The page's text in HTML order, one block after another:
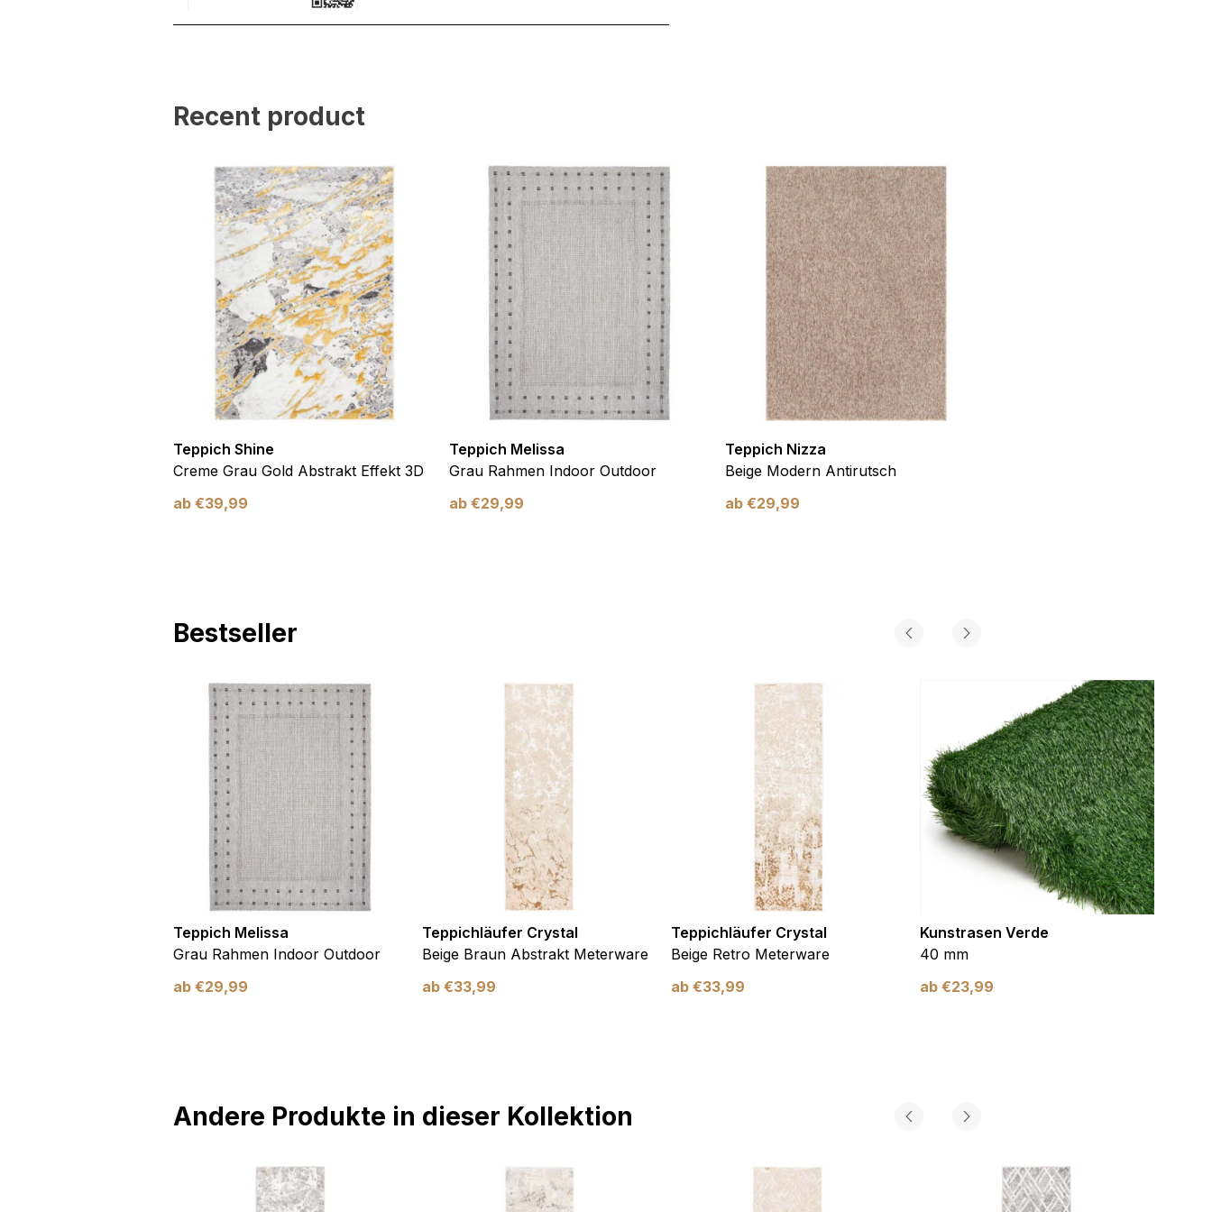
Recent product
Teppich Shine
Creme Grau Gold Abstrakt Effekt 3D
ab €39,99
Teppich Melissa
Grau Rahmen Indoor Outdoor
ab €29,99
Teppich Nizza
Beige Modern Antirutsch
ab €29,99
Bestseller
Teppich Melissa
Grau Rahmen Indoor Outdoor
ab €29,99
Teppichläufer Crystal
Beige Braun Abstrakt Meterware
ab €33,99
Teppichläufer Crystal
Beige Retro Meterware
ab €33,99
Kunstrasen Verde
40 mm
ab €23,99
Andere Produkte in dieser Kollektion
Statistik
Marketing
Marketing-Cookies werden verwendet, um Benutzer über Websites hinweg zu verfolgen. Das Ziel ist es, Anzeigen
anzuzeigen, die für den einzelnen Benutzer relevant und ansprechend sind und somit wertvoller für Herausgeber und
Werbetreibende Dritter sind.
Nicht kategorisiert.
Andere nicht kategorisierte Cookies sind solche, die analysiert werden und noch keiner Kategorie zugeordnet wurden.
Alle ablehnen Meine Einstellungen speichern Alle akzeptieren